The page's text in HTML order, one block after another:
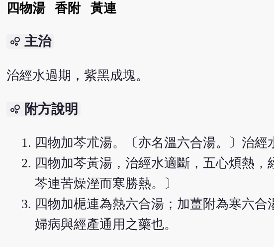
四物湯 香附 黃連
bubble_chart 主治
治經水過期，紫黑成塊。
bubble_chart 附方說明
四物加芩朮湯。〔亦名溫六合湯。〕治經
四物加芩黃湯，治經水適斷，五心煩熱，
芩連苦燥溼而寒勝熱。〕
四物加梔連為熱六合湯；加薑附為寒六
婦病與經產通用之藥也。